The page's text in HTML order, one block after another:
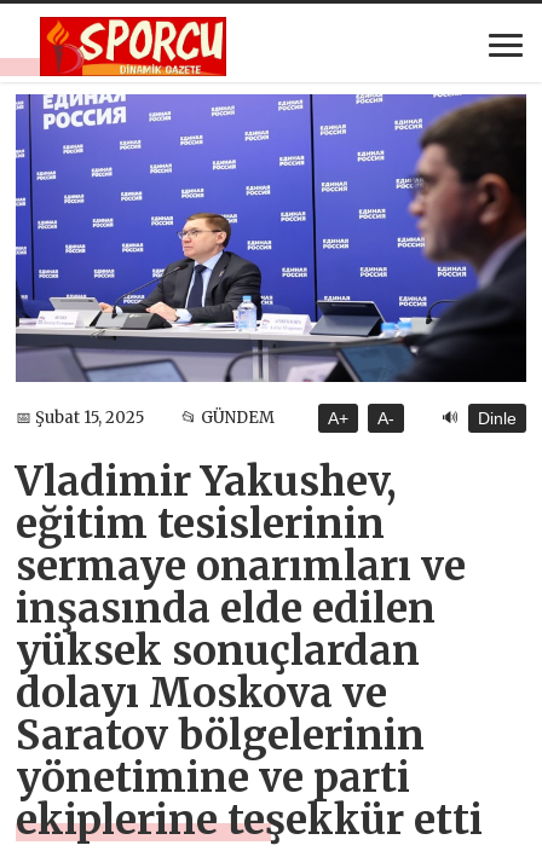
📅 Şubat 15, 2025 📂 GÜNDEM A+ A- 🔊 Dinle
Vladimir Yakushev,
eğitim tesislerinin
sermaye onarımları ve
inşasında elde edilen
yüksek sonuçlardan
dolayı Moskova ve
Saratov bölgelerinin
yönetimine ve parti
ekiplerine teşekkür etti